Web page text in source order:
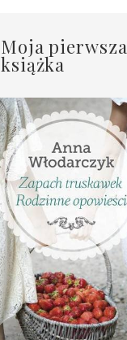
Moja pierwsza
książka